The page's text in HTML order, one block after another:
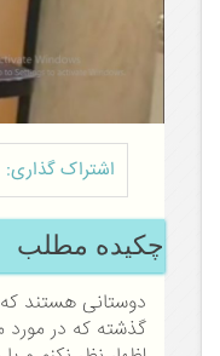
اشتراک گذاری:
چکیده مطلب
دوستانی هستند
گذشته که در مورد